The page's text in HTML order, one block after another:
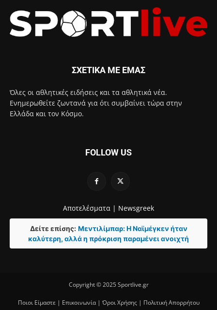
ΣΧΕΤΙΚΑ ΜΕ ΕΜΑΣ
Όλες οι αθλητικές ειδήσεις και τα αθλητικά νέα.
Ενημερωθείτε ζωντανά για ότι συμβαίνει τώρα στην
Ελλάδα και τον Κόσμο.
FOLLOW US
Αποτελέσματα | Newsgreek
Δείτε επίσης: Μεντιλίμπαρ: Η Ναϊμέγκεν ήταν
καλύτερη, αλλά η πρόκριση παραμένει ανοιχτή
Copyright © 2025 Sportlive.gr
Ποιοι Είμαστε| Επικοινωνία| Όροι Χρήσης| Πολιτική Απορρήτου